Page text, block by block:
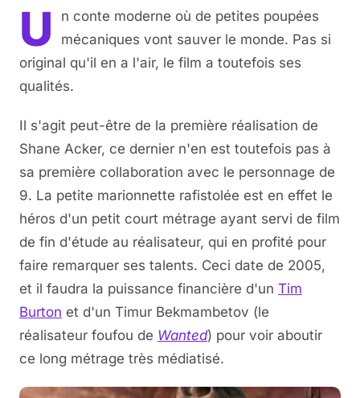
U
n conte moderne où de petites poupées
mécaniques vont sauver le monde. Pas si
original qu'il en a l'air, le film a toutefois ses
qualités.
Il s'agit peut-être de la première réalisation de
Shane Acker, ce dernier n'en est toutefois pas à
sa première collaboration avec le personnage de
9. La petite marionnette rafistolée est en effet le
héros d'un petit court métrage ayant servi de film
de fin d'étude au réalisateur, qui en profité pour
faire remarquer ses talents. Ceci date de 2005,
et il faudra la puissance financière d'un Tim
Burton et d'un Timur Bekmambetov (le
réalisateur foufou de Wanted) pour voir aboutir
ce long métrage très médiatisé.